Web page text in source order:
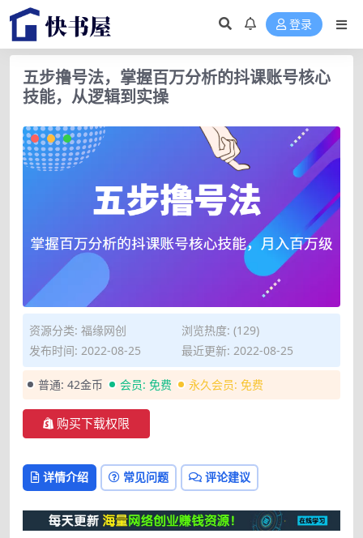
登录
五步撸号法，掌握百万分析的抖课账号核心
技能，从逻辑到实操
资源分类: 福缘网创
浏览热度: (129)
发布时间: 2022-08-25
最近更新: 2022-08-25
普通: 42金币 会员: 免费 永久会员: 免费
购买下载权限
详情介绍 常见问题 评论建议